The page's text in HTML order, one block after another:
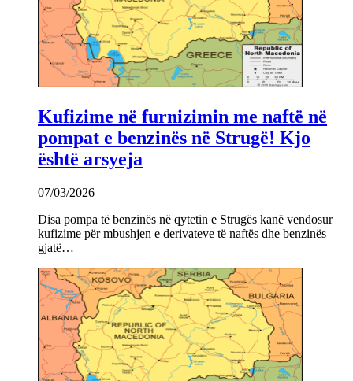
Kufizime në furnizimin me naftë në
pompat e benzinës në Strugë! Kjo
është arsyeja
07/03/2026
Disa pompa të benzinës në qytetin e Strugës kanë vendosur
kufizime për mbushjen e derivateve të naftës dhe benzinës
gjatë…